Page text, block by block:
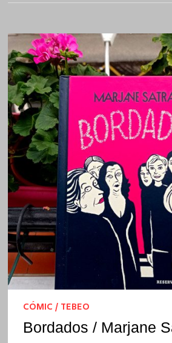
CÓMIC / TEBEO
Bordados / Marjane